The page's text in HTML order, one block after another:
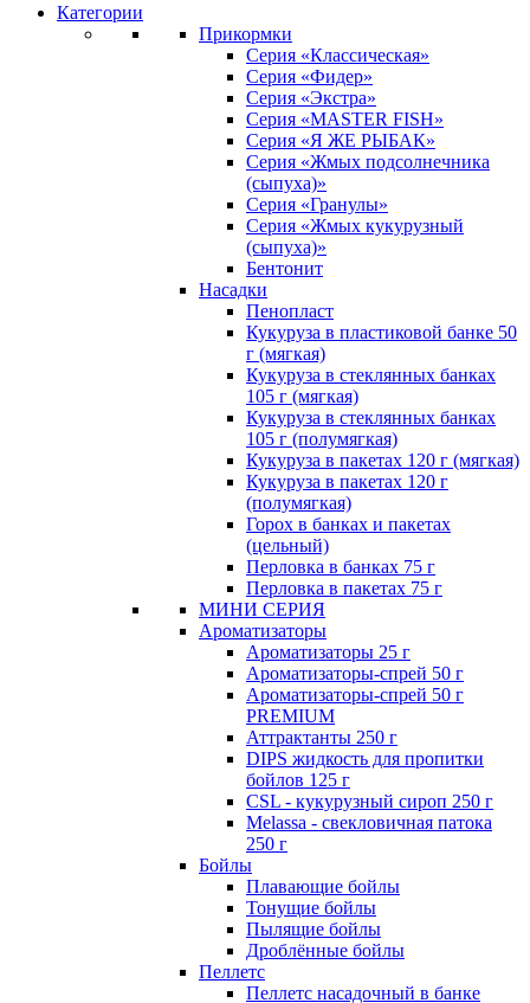
Категории
Прикормки
Серия «Классическая»
Серия «Фидер»
Серия «Экстра»
Серия «MASTER FISH»
Серия «Я ЖЕ РЫБАК»
Серия «Жмых подсолнечника
(сыпуха)»
Cерия «Гранулы»
Серия «Жмых кукурузный
(сыпуха)»
Бентонит
Насадки
Пенопласт
Кукуруза в пластиковой банке 50
г (мягкая)
Кукуруза в стеклянных банках
105 г (мягкая)
Кукуруза в стеклянных банках
105 г (полумягкая)
Кукуруза в пакетах 120 г (мягкая)
Кукуруза в пакетах 120 г
(полумягкая)
Горох в банках и пакетах
(цельный)
Перловка в банках 75 г
Перловка в пакетах 75 г
МИНИ СЕРИЯ
Ароматизаторы
Ароматизаторы 25 г
Ароматизаторы-спрей 50 г
Ароматизаторы-спрей 50 г
PREMIUM
Аттрактанты 250 г
DIPS жидкость для пропитки
бойлов 125 г
CSL - кукурузный сироп 250 г
Melassa - свекловичная патока
250 г
Бойлы
Плавающие бойлы
Тонущие бойлы
Пылящие бойлы
Дроблённые бойлы
Пеллетс
Пеллетс насадочный в банке